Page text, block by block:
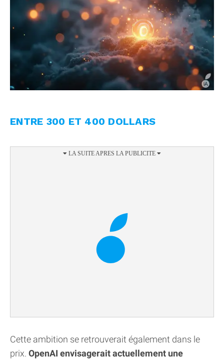
ENTRE 300 ET 400 DOLLARS
Cette ambition se retrouverait également dans le
prix. OpenAI envisagerait actuellement une